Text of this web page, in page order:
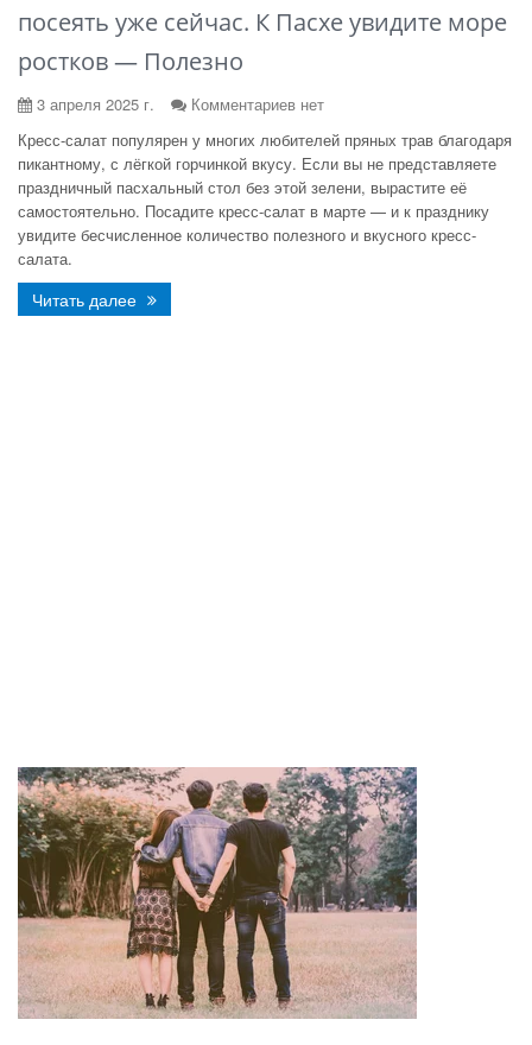
посеять уже сейчас. К Пасхе увидите море
ростков — Полезно
3 апреля 2025 г.
Комментариев нет
Кресс-салат популярен у многих любителей пряных трав благодаря
пикантному, с лёгкой горчинкой вкусу. Если вы не представляете
праздничный пасхальный стол без этой зелени, вырастите её
самостоятельно. Посадите кресс-салат в марте — и к празднику
увидите бесчисленное количество полезного и вкусного кресс-
салата.
Читать далее